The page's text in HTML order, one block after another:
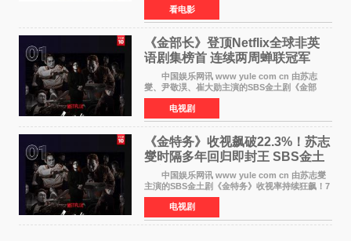
演）。菅田饰演的角色是初中时代两位主人公带
着完成的作品前去
看电影
《金部长》登顶Netflix全球非英
语剧集榜首 连续两周蝉联冠军
中国娱乐网讯 www yule com cn 由苏志
燮、尹敬淏、崔大勋主演的SBS金土剧《金部
长》持续席卷全球，收获海内外观众热烈反
响。 15日，据Netflix官方排行榜网站Tudum
公布的数据，SBS金土剧《
电视剧
《金特务》收视飙破22.3%！苏志
燮时隔多年回归即封王 SBS金土
剧新纪录诞生
中国娱乐网讯 www yule com cn 由苏志燮
主演的SBS金土剧《金特务》收视率持续狂飙！7
月11日播出的第6集全国平均收视率高达22 3%，
瞬间最高更冲上26 4%，不仅再度刷新自身纪
录，更稳坐同时段
电视剧